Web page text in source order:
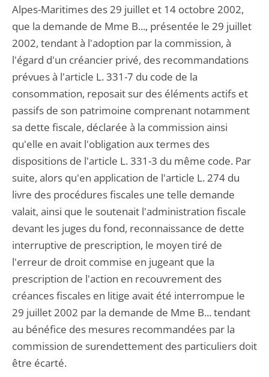
Alpes-Maritimes des 29 juillet et 14 octobre 2002,
que la demande de Mme B..., présentée le 29 juillet
2002, tendant à l'adoption par la commission, à
l'égard d'un créancier privé, des recommandations
prévues à l'article L. 331-7 du code de la
consommation, reposait sur des éléments actifs et
passifs de son patrimoine comprenant notamment
sa dette fiscale, déclarée à la commission ainsi
qu'elle en avait l'obligation aux termes des
dispositions de l'article L. 331-3 du même code. Par
suite, alors qu'en application de l'article L. 274 du
livre des procédures fiscales une telle demande
valait, ainsi que le soutenait l'administration fiscale
devant les juges du fond, reconnaissance de dette
interruptive de prescription, le moyen tiré de
l'erreur de droit commise en jugeant que la
prescription de l'action en recouvrement des
créances fiscales en litige avait été interrompue le
29 juillet 2002 par la demande de Mme B... tendant
au bénéfice des mesures recommandées par la
commission de surendettement des particuliers doit
être écarté.